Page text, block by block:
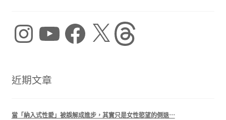
InstagramYouTube Facebook Threads
近期文章
當「納入式性愛」被誤解成進步，其實只是女性慾望的倒退⋯